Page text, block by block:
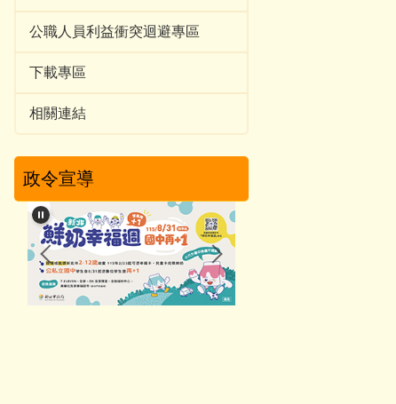
公職人員利益衝突迴避專區
下載專區
相關連結
政令宣導